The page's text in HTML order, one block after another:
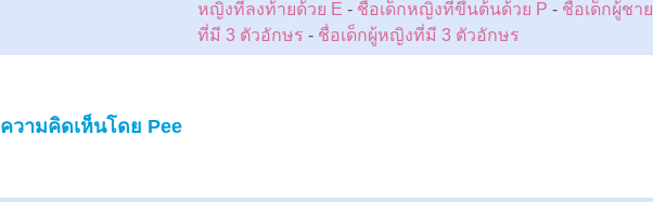
หญิงที่ลงท้ายด้วย E - ชื่อเด็กหญิงที่ขึ้นต้นด้วย P - ชื่อเด็กผู้ชาย
ที่มี 3 ตัวอักษร - ชื่อเด็กผู้หญิงที่มี 3 ตัวอักษร
ความคิดเห็นโดย Pee